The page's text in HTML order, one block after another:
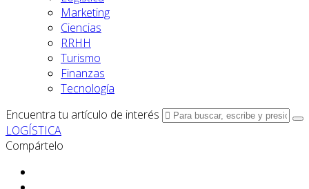
Marketing
Ciencias
RRHH
Turismo
Finanzas
Tecnología
Encuentra tu artículo de interés
LOGÍSTICA
Compártelo